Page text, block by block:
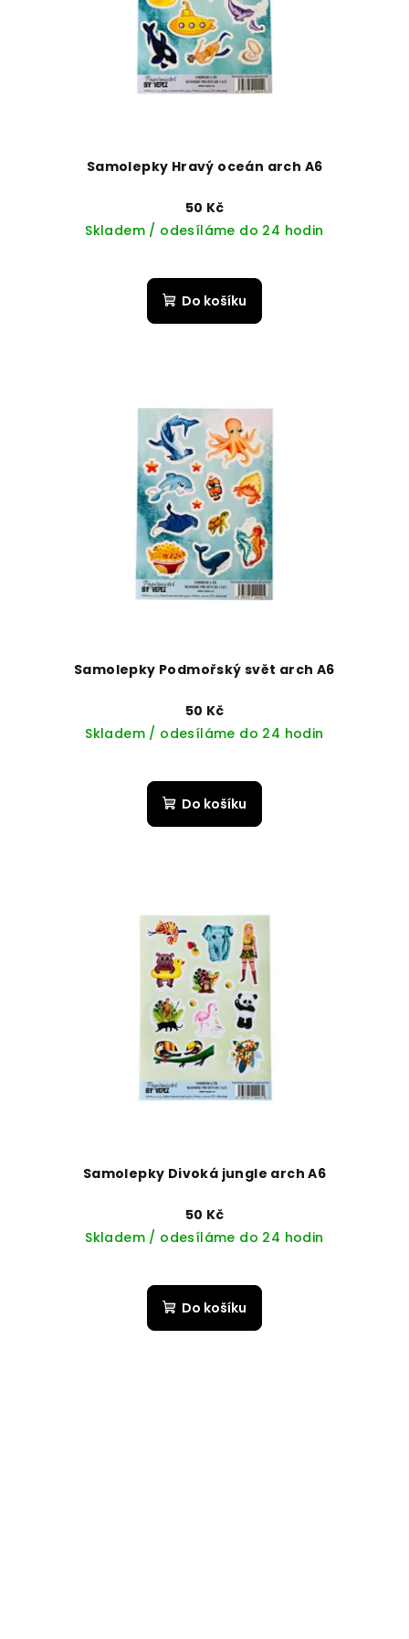
Samolepky Hravý oceán arch A6
50 Kč
Skladem / odesíláme do 24 hodin
Do košíku
Samolepky Podmořský svět arch A6
50 Kč
Skladem / odesíláme do 24 hodin
Do košíku
Samolepky Divoká jungle arch A6
50 Kč
Skladem / odesíláme do 24 hodin
Do košíku